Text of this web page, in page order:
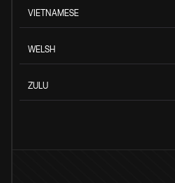
VIETNAMESE
WELSH
ZULU